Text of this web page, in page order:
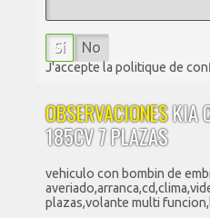
Sí No
J'accepte la politique de
OBSERVACIONESKIA
185CV 7 PLAZAS
vehiculo con bombin de
plazas,volante multi